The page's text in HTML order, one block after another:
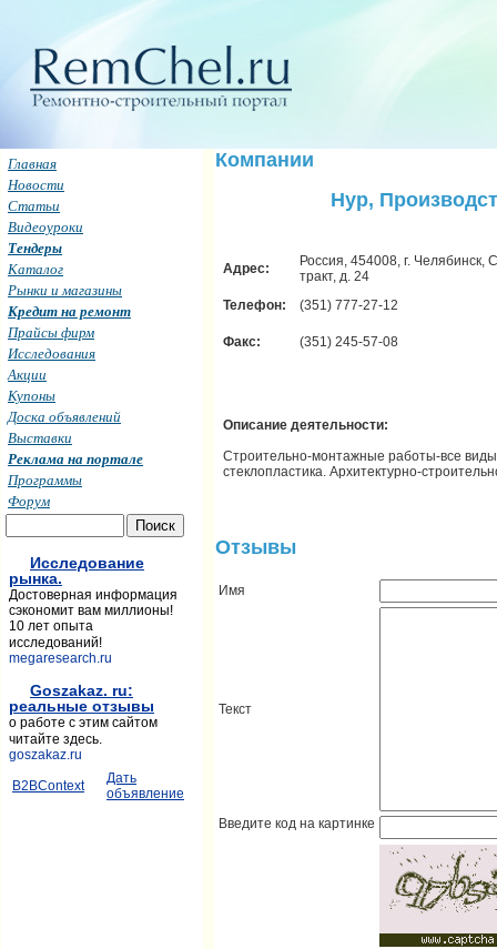
Компании
Нур,
Адрес:
Россия, 454008, г. Челябинск,
тракт, д. 24
Телефон:
(351) 777-27-12
Факс: (351) 245-57-08
Описание деятельности:
Строительно-монтажные работы-все
стеклопластика. Архитектурно-
Отзывы
Имя
Текст
Введите код на картинке
Главная
Новости
Статьи
Видеоуроки
Тендеры
Каталог
Рынки и магазины
Кредит на ремонт
Прайсы фирм
Исследования
Акции
Купоны
Доска объявлений
Выставки
Реклама на портале
Программы
Форум
Исследование
рынка.
Достоверная информация
сэкономит вам миллионы!
10 лет опыта
исследований!
megaresearch.ru
Goszakaz. ru:
реальные отзывы
о работе с этим сайтом
читайте здесь.
goszakaz.ru
B2BContext
Дать
объявление